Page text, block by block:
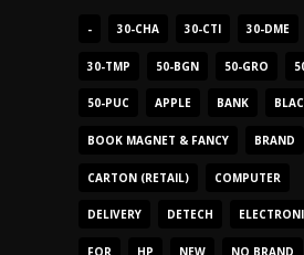
- 30-CHA 30-CTI 30-DME
30-TMP 50-BGN 50-GRO
50-PUC APPLE BANK
BOOK MAGNET & FANCY BRAND
CARTON (RETAIL) COMPUTER
DELIVERY DETECH
FOR HP NEW NO BRAND